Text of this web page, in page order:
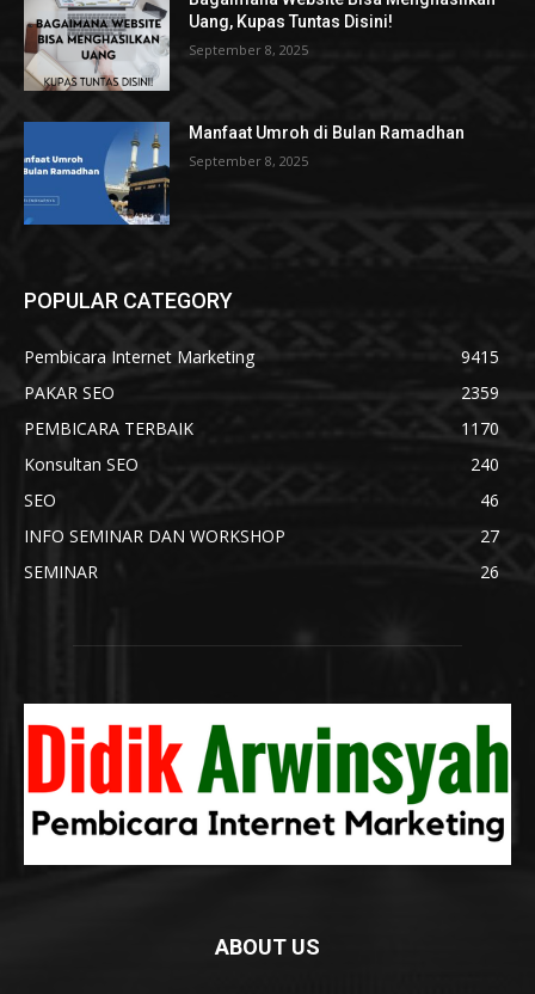
Uang, Kupas Tuntas Disini!
September 8, 2025
Manfaat Umroh di Bulan Ramadhan
September 8, 2025
POPULAR CATEGORY
Pembicara Internet Marketing
9415
PAKAR SEO
2359
PEMBICARA TERBAIK
1170
Konsultan SEO
240
SEO
46
INFO SEMINAR DAN WORKSHOP
27
SEMINAR
26
ABOUT US